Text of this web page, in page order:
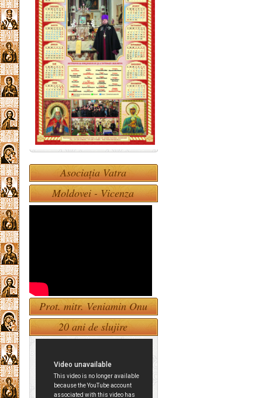
Asociația Vatra
Moldovei - Vicenza
Prot. mitr. Veniamin Onu
20 ani de slujire